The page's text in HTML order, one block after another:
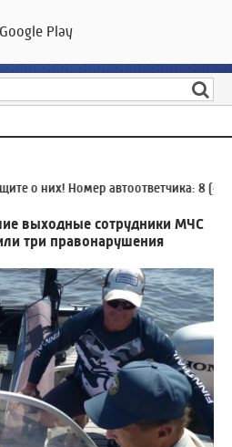
ГТРК «Ивтелерадио»
о них! Номер автоответчика:8
выходные сотрудники МЧС
три правонарушения
Play